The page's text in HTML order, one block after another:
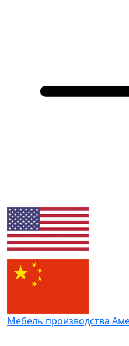
Мебель производства